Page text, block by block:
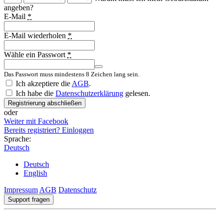
angeben?
E-Mail *
E-Mail wiederholen *
Wähle ein Passwort *
Das Passwort muss mindestens 8 Zeichen lang sein.
Country
Ich akzeptiere die AGB.
Ich habe die Datenschutzerklärung gelesen.
Registrierung abschließen
oder
Weiter mit Facebook
Bereits registriert? Einloggen
Sprache:
Deutsch
Deutsch
English
Impressum AGB Datenschutz
Support fragen